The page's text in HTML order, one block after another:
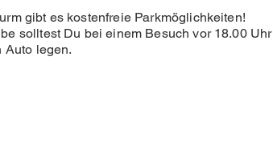
gibt es kostenfreie Parkmöglichkeiten!
solltest Du bei einem Besuch vor 18.00 Uhr
Auto legen.